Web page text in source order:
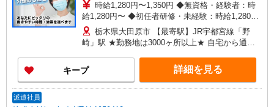
時給1,280円〜1,350円 ◆無資格・経験者：時
給1,280円〜 ◆初任者研修・未経験：時給1,280
円〜 ◆初任者研修・経験者：時給1,300円〜 ◆介
護福祉士：時給1,350円〜 ※経験者は3ヶ月以上 ※
給与幅は経験・能力による ★週払いOK（規定あ
り）
栃木県大田原市 【最寄駅】JR宇都宮線「野
崎」駅 ★勤務地は3000ヶ所以上★ 自宅から通い
い！！
キープ 詳細を見る
派遣社員